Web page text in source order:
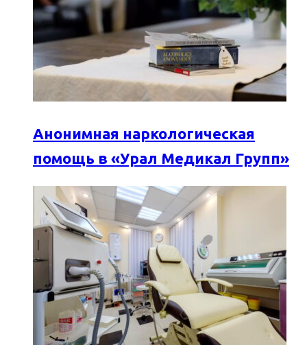
Анонимная наркологическая
помощь в «Урал Медикал Групп»